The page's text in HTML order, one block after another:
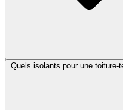
Quels isolants pour une toiture-